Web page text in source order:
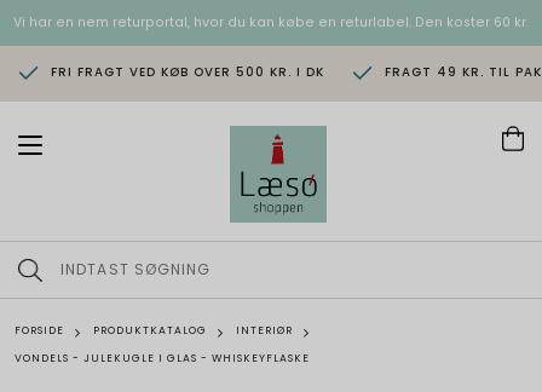
Vi har en nem returportal, hvor du kan købe en returlabel. Den koster 60 kr.
FRI FRAGT VED KØB OVER 500 KR. I DK FRAGT 49 KR. TIL
T
n
a
i
g
FORSIDE PRODUKTKATALOG
INTERIØR
VONDELS - JULEKUGLE I GLAS - WHISKEYFLASKE